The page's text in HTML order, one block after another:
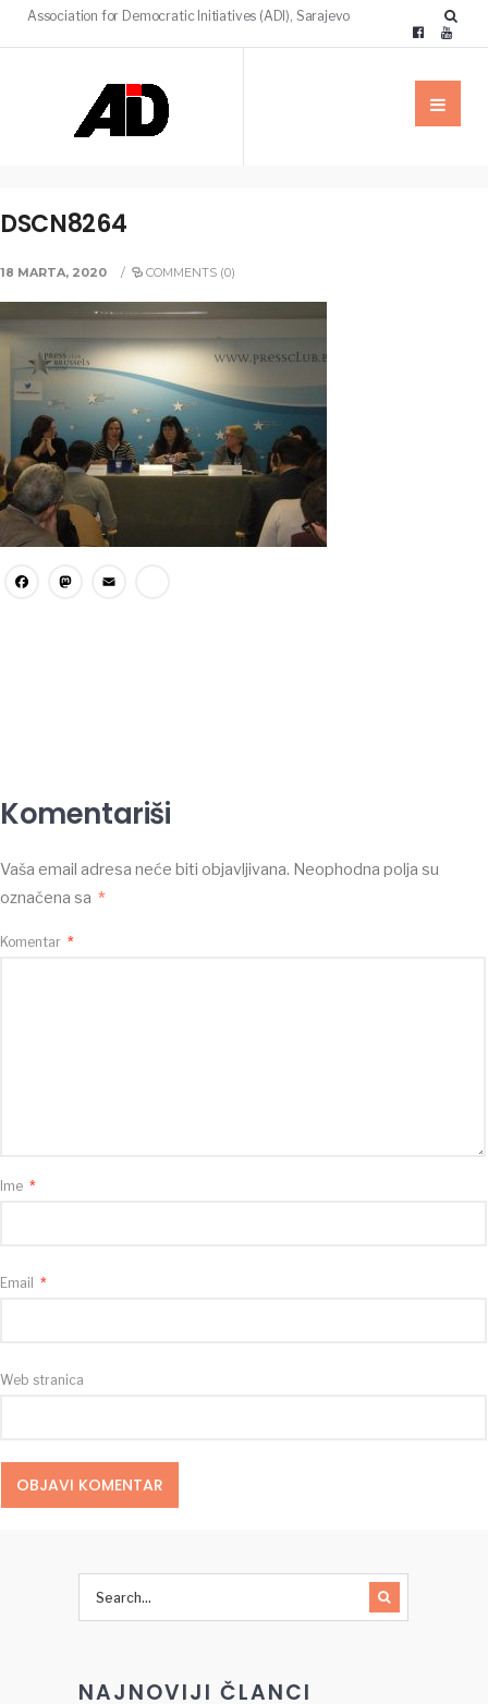
Association for Democratic Initiatives (ADI), Sarajevo
DSCN8264
18 MARTA, 2020 / COMMENTS (0)
Facebook
Mastodon
Komentariši
Vaša email adresa neće biti objavljivana. Neophodna polja su
označena sa *
Komentar *
Ime *
Email *
Web stranica
NAJNOVIJI ČLANCI